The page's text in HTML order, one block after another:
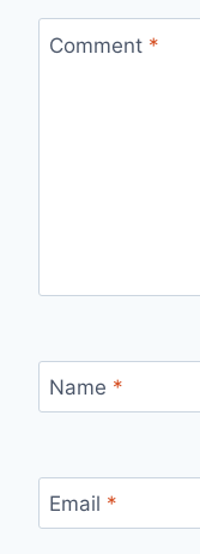
Comment *
Name *
Email *